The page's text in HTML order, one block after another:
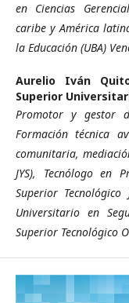
en Ciencias
caribe y América
la Educación (UBA)
Aurelio Iván
Superior
Promotor y gestor
Formación técnica
comunitaria,
JYS), Tecnólogo en
Superior Tecnológico
Universitario en
Superior Tecnológico